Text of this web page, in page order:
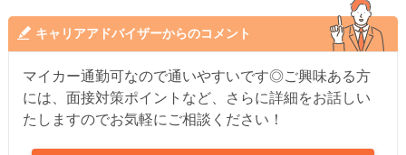
キャリアアドバイザーからのコメント
マイカー通勤可なので通いやすいです◎ご興味ある方
には、面接対策ポイントなど、さらに詳細をお話しい
たしますのでお気軽にご相談ください！